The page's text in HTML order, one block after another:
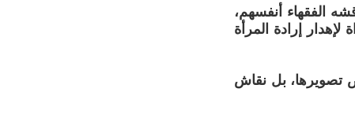
الفقهاء أنفسهم،
لإهدار إرادة المرأة
تصويرها، بل نقاش